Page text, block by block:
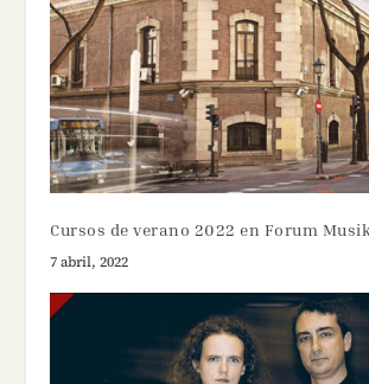
Cursos de verano 2022 en Forum
7 abril, 2022